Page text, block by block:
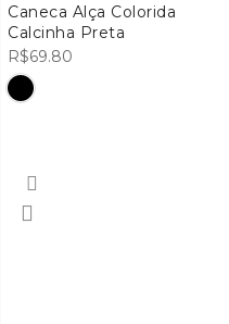
Caneca Alça Colorida
Calcinha Preta
R$69.80